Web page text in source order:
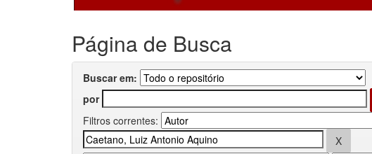
Página de Busca
Buscar em:
por
Filtros correntes: